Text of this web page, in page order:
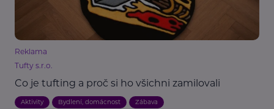
Reklama
Tufty s.r.o.
Co je tufting a proč si ho všichni zamilovali
Aktivity Bydlení, domácnost Zábava